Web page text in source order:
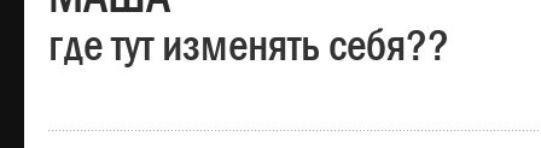
где тут изменять себя??